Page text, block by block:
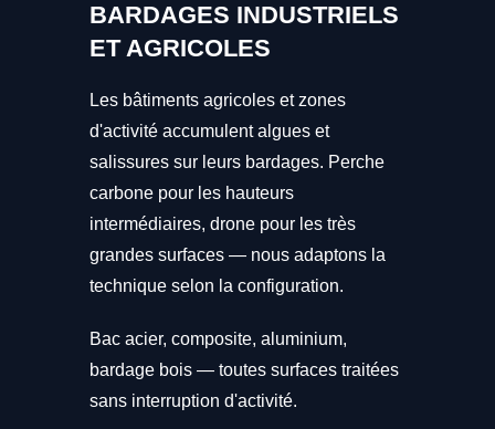
BARDAGES INDUSTRIELS
ET AGRICOLES
Les bâtiments agricoles et zones
d'activité accumulent algues et
salissures sur leurs bardages. Perche
carbone pour les hauteurs
intermédiaires, drone pour les très
grandes surfaces — nous adaptons la
technique selon la configuration.
Bac acier, composite, aluminium,
bardage bois — toutes surfaces traitées
sans interruption d'activité.